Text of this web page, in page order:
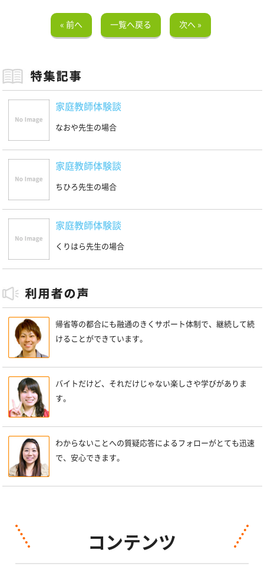
« 前へ 一覧へ戻る 次へ »
家庭教師体験談
なおや先生の場合
家庭教師体験談
ちひろ先生の場合
家庭教師体験談
くりはら先生の場合
帰省等の都合にも融通のきくサポート体制で、継続して続
けることができています。
バイトだけど、それだけじゃない楽しさや学びがありま
す。
わからないことへの質疑応答によるフォローがとても迅速
で、安心できます。
コンテンツ